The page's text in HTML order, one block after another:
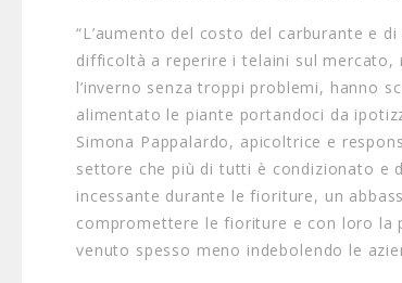
“L’aumento del costo del carburante e
difficoltà a reperire i telaini sul mercato,
l’inverno senza troppi problemi, hanno
alimentato le piante portandoci da
Simona Pappalardo, apicoltrice e
settore che più di tutti è condizionato e
incessante durante le fioriture, un
compromettere le fioriture e con loro la
venuto spesso meno indebolendo le